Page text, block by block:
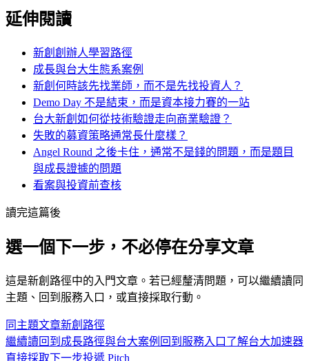
延伸閱讀
新創創辦人學習路徑
成長與台大生態系案例
新創何時該先找業師，而不是先找投資人？
Demo Day 不是結束，而是資本接力賽的一站
台大新創如何從技術驗證走向商業驗證？
失敗的募資策略通常長什麼樣？
Angel Round 之後卡住，通常不是錢的問題，而是題目
與成長證據的問題
看案與投資前查核
讀完這篇後
選一個下一步，不必停在分享文章
這是新創 路徑中的 入門文章。若已經釐清問題，可以繼續讀同
主題、回到服務入口，或直接採取行動。
同主題文章新創 路徑
繼續讀回到成長路徑與台大案例 回到服務入口 了解台大加速器
直接採取下一步投遞 Pitch